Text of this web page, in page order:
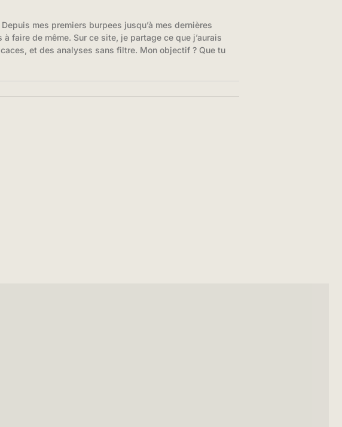
mes premiers burpees jusqu’à mes dernières
faire de même. Sur ce site, je partage ce que j’aurais
et des analyses sans filtre. Mon objectif ? Que tu